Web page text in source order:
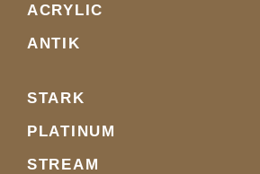
ACRYLIC
ANTIK
STARK
PLATINUM
STREAM